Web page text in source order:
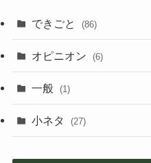
できごと (86)
オピニオン (6)
一般 (1)
小ネタ (27)